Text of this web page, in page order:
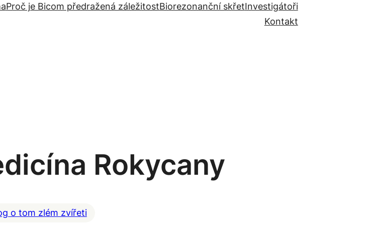
Proč je Bicom předražená záležitostBiorezonanční skřetInvestigátoři
Kontakt
Rokycany
o tom zlém zvířeti